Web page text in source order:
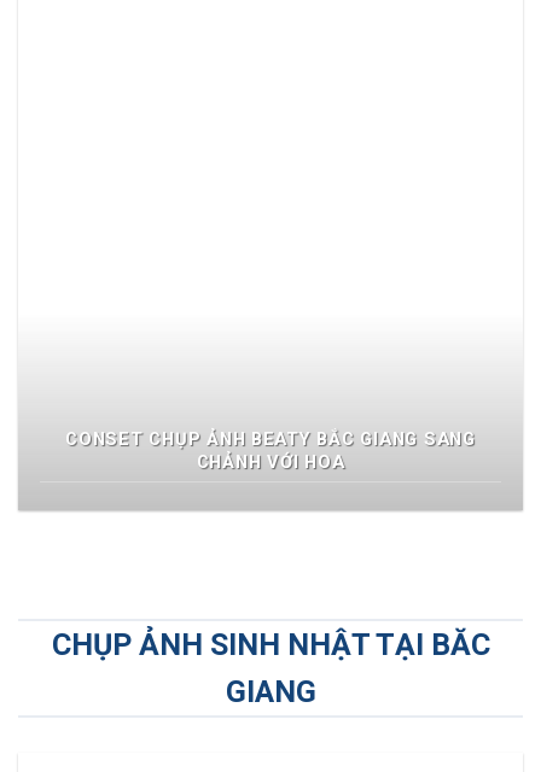
CONSET CHỤP ẢNH BEATY BẮC GIANG SANG
CHẢNH VỚI HOA
CHỤP ẢNH SINH NHẬT TẠI BĂC
GIANG